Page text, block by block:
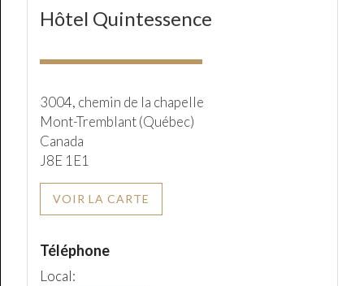
Hôtel Quintessence
3004, chemin de la chapelle
Mont-Tremblant (Québec)
Canada
J8E 1E1
VOIR LA CARTE
Téléphone
Local: